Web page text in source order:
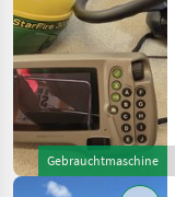
Gebrauchtmaschine